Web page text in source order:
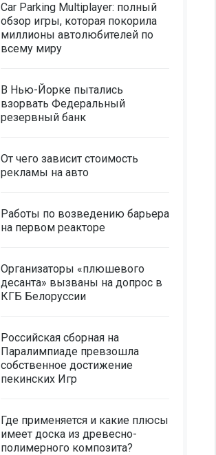
Car Parking Multiplayer: полный
обзор игры, которая покорила
миллионы автолюбителей по
всему миру
В Нью-Йорке пытались
взорвать Федеральный
резервный банк
От чего зависит стоимость
рекламы на авто
Работы по возведению барьера
на первом реакторе
Организаторы «плюшевого
десанта» вызваны на допрос в
КГБ Белоруссии
Российская сборная на
Паралимпиаде превзошла
собственное достижение
пекинских Игр
Где применяется и какие плюсы
имеет доска из древесно-
полимерного композита?